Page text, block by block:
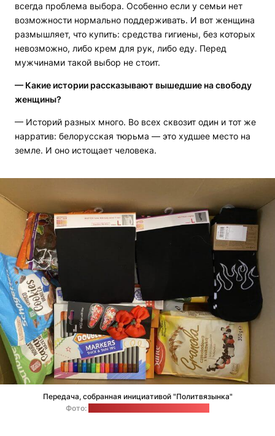
всегда проблема выбора. Особенно если у семьи нет
возможности нормально поддерживать. И вот женщина
размышляет, что купить: средства гигиены, без которых
невозможно, либо крем для рук, либо еду. Перед
мужчинами такой выбор не стоит.
— Какие истории рассказывают вышедшие на свободу
женщины?
— Историй разных много. Во всех сквозит один и тот же
нарратив: белорусская тюрьма — это худшее место на
земле. И оно истощает человека.
Передача, собранная инициативой "Политвязынка"
Фото: